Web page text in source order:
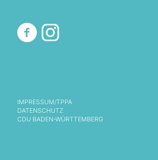
IMPRESSUM/TPPA
DATENSCHUTZ
CDU BADEN-WÜRTTEMBERG